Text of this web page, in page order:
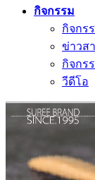
กิจกรรม
กิจกร
ข่าวส
กิจกร
วีดีโอ